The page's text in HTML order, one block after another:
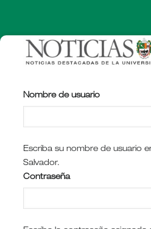
contenido
principal
Nombre de usuario
Escriba su nombre de usuario
Salvador.
Contraseña